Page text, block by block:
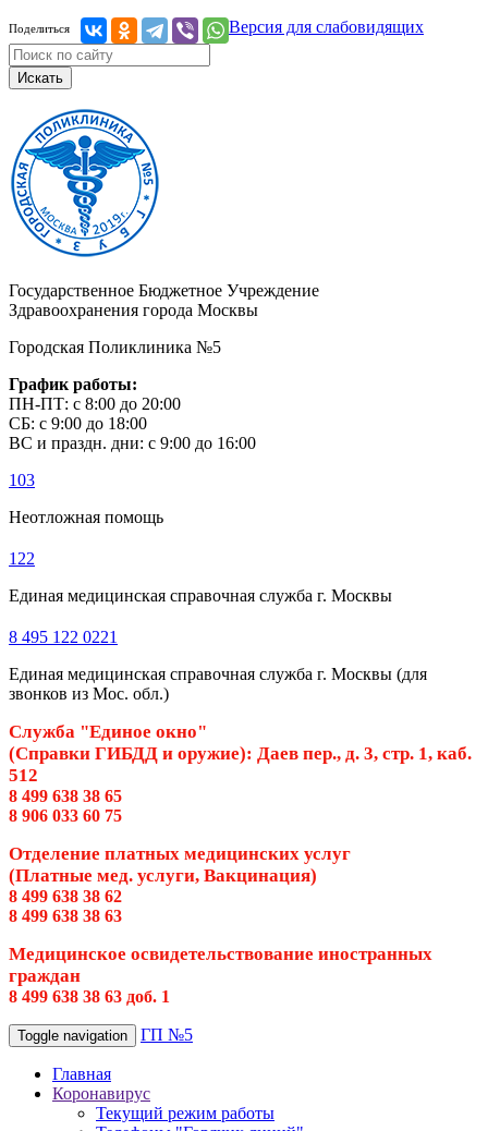
Поделиться Версия для слабовидящих
Искать
Государственное Бюджетное Учреждение
Здравоохранения города Москвы
Городская Поликлиника №5
График работы:
ПН-ПТ: с 8:00 до 20:00
СБ: с 9:00 до 18:00
ВС и праздн. дни: с 9:00 до 16:00
103
Неотложная помощь
122
Единая медицинская справочная служба г. Москвы
8 495 122 0221
Единая медицинская справочная служба г. Москвы (для
звонков из Мос. обл.)
Служба "Единое окно"
(Справки ГИБДД и оружие): Даев пер., д. 3, стр. 1, каб.
512
8 499 638 38 65
8 906 033 60 75
Отделение платных медицинских услуг
(Платные мед. услуги, Вакцинация)
8 499 638 38 62
8 499 638 38 63
Медицинское освидетельствование иностранных
граждан
8 499 638 38 63 доб. 1
Toggle navigation ГП №5
Главная
Коронавирус
Текущий режим работы